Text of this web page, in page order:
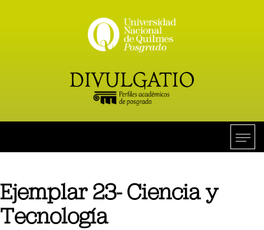
Ejemplar 23- Ciencia y
Tecnología